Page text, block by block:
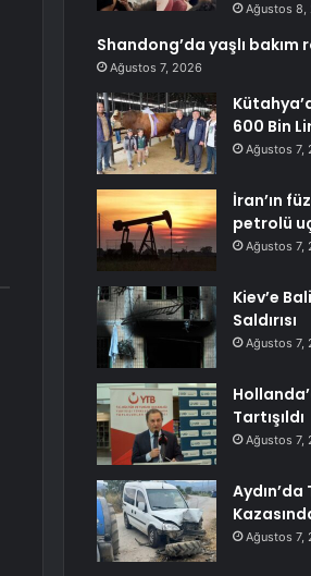
Ağustos 8,
Shandong’da yaşlı
Ağustos 7, 2026
600 Bin
Ağustos 7,
İran’ın
petrolü
Ağustos 7,
Kiev’e
Saldırısı
Ağustos 7,
Tartışıldı
Ağustos 7,
Ağustos 7,